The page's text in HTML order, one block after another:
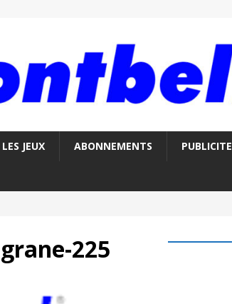
LES JEUX ABONNEMENTS PUBLICITE
225